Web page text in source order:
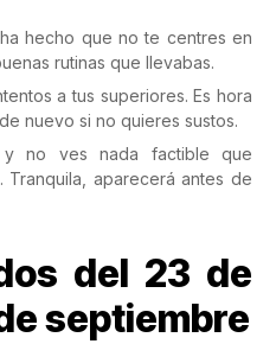
hecho que no te centres en
rutinas que llevabas.
a tus superiores. Es hora
nuevo si no quieres sustos.
y no ves nada factible que
Tranquila, aparecerá antes de
del 23 de
septiembre